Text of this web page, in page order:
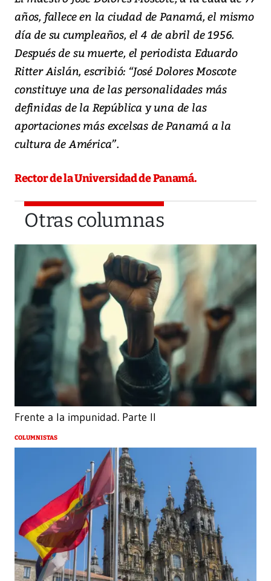
años, fallece en la ciudad de Panamá, el mismo
día de su cumpleaños, el 4 de abril de 1956.
Después de su muerte, el periodista Eduardo
Ritter Aislán, escribió: “José Dolores Moscote
constituye una de las personalidades más
definidas de la República y una de las
aportaciones más excelsas de Panamá a la
cultura de América”.
Rector de la Universidad de Panamá.
Otras columnas
Frente a la impunidad. Parte II
COLUMNISTAS